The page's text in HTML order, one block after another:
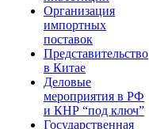
Организация
импортных
поставок
Представительство
в Китае
Деловые
мероприятия в РФ
и КНР “под ключ”
Государственная